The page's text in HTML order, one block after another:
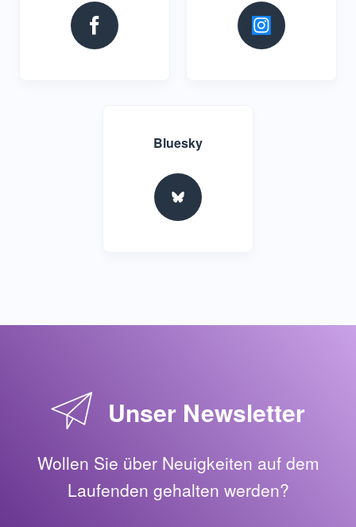
Bluesky
Unser Newsletter
Wollen Sie über Neuigkeiten auf dem
Laufenden gehalten werden?